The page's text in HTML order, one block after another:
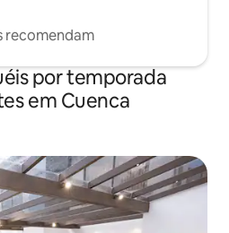
recomendam
por temporada
em Cuenca